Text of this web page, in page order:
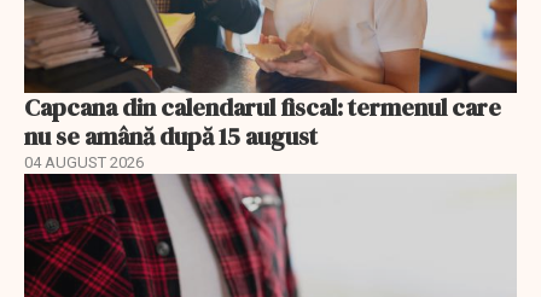
Capcana din calendarul fiscal: termenul care
nu se amână după 15 august
04 AUGUST 2026